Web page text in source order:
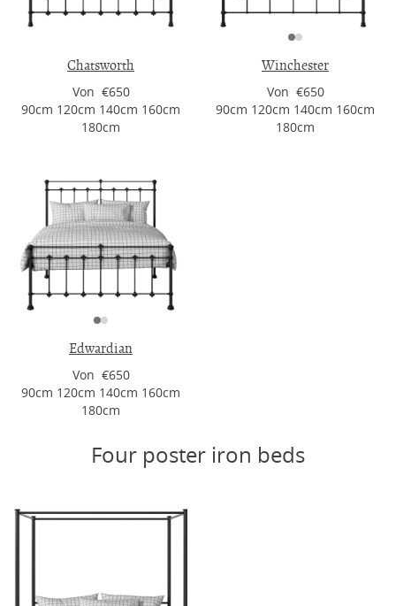
Chatsworth
Von €650
90cm 120cm 140cm 160cm
180cm
Winchester
Von €650
90cm 120cm 140cm 160cm
180cm
Edwardian
Von €650
90cm 120cm 140cm 160cm
180cm
Four poster iron beds